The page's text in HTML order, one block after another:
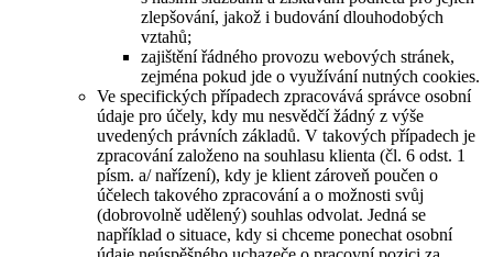
zlepšování, jakož i budování dlouhodobých
vztahů;
zajištění řádného provozu webových stránek,
zejména pokud jde o využívání nutných cookies.
Ve specifických případech zpracovává správce osobní
údaje pro účely, kdy mu nesvědčí žádný z výše
uvedených právních základů. V takových případech je
zpracování založeno na souhlasu klienta (čl. 6 odst. 1
písm. a/ nařízení), kdy je klient zároveň poučen o
účelech takového zpracování a o možnosti svůj
(dobrovolně udělený) souhlas odvolat. Jedná se
například o situace, kdy si chceme ponechat osobní